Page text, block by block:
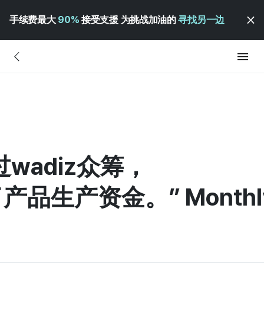
手续费最大 90% 接受支援 为挑战加油的寻找另一边
众筹，
品生产资金。”